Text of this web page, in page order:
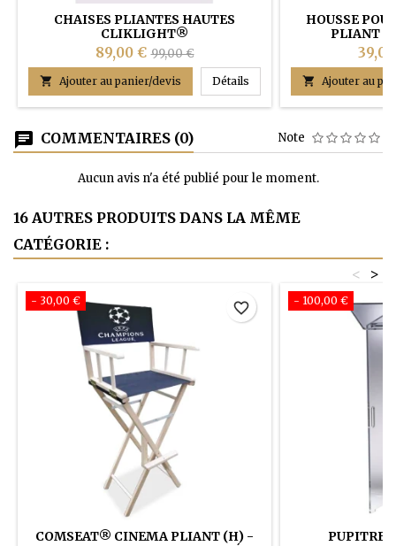
CHAISES PLIANTES HAUTES
CLIKLIGHT®
89,00 € 99,00 €
 Ajouter au panier/devis Détails Chaises pliantes HAUTES
HOUSSE
PLIANT
 Ajouter au
COMMENTAIRES (0) Note
Aucun avis n'a été publié pour le moment.
16 AUTRES PRODUITS DANS LA MÊME
CATÉGORIE :
>
<
- 30,00 €
COMSEAT® CINEMA PLIANT (H) -
favorite_border - 100,00 €
PUPITRE